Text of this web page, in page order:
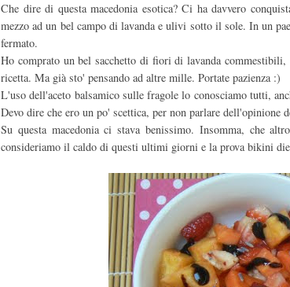
Che dire di questa macedonia esotica? Ci ha davvero
mezzo ad un bel campo di lavanda e ulivi sotto il sole. In un
fermato.
Ho comprato un bel sacchetto di fiori di lavanda
ricetta. Ma già sto' pensando ad altre mille. Portate pazienza :)
L'uso dell'aceto balsamico sulle fragole lo conosciamo tutti,
Devo dire che ero un po' scettica, per non parlare dell'opinione
Su questa macedonia ci stava benissimo. Insomma, che
consideriamo il caldo di questi ultimi giorni e la prova bikini